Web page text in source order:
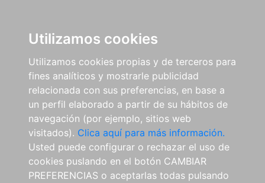
Utilizamos cookies
Utilizamos cookies propias y de terceros para
fines analíticos y mostrarle publicidad
relacionada con sus preferencias, en base a
un perfil elaborado a partir de su hábitos de
navegación (por ejemplo, sitios web
visitados). Clica aquí para más información.
Usted puede configurar o rechazar el uso de
cookies puslando en el botón CAMBIAR
PREFERENCIAS o aceptarlas todas pulsando